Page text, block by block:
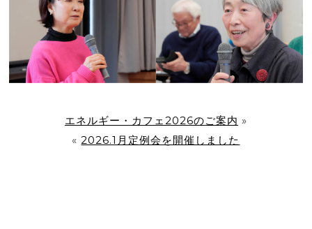
エネルギー・カフェ2026のご案内 »
«2026.1月定例会を開催しました